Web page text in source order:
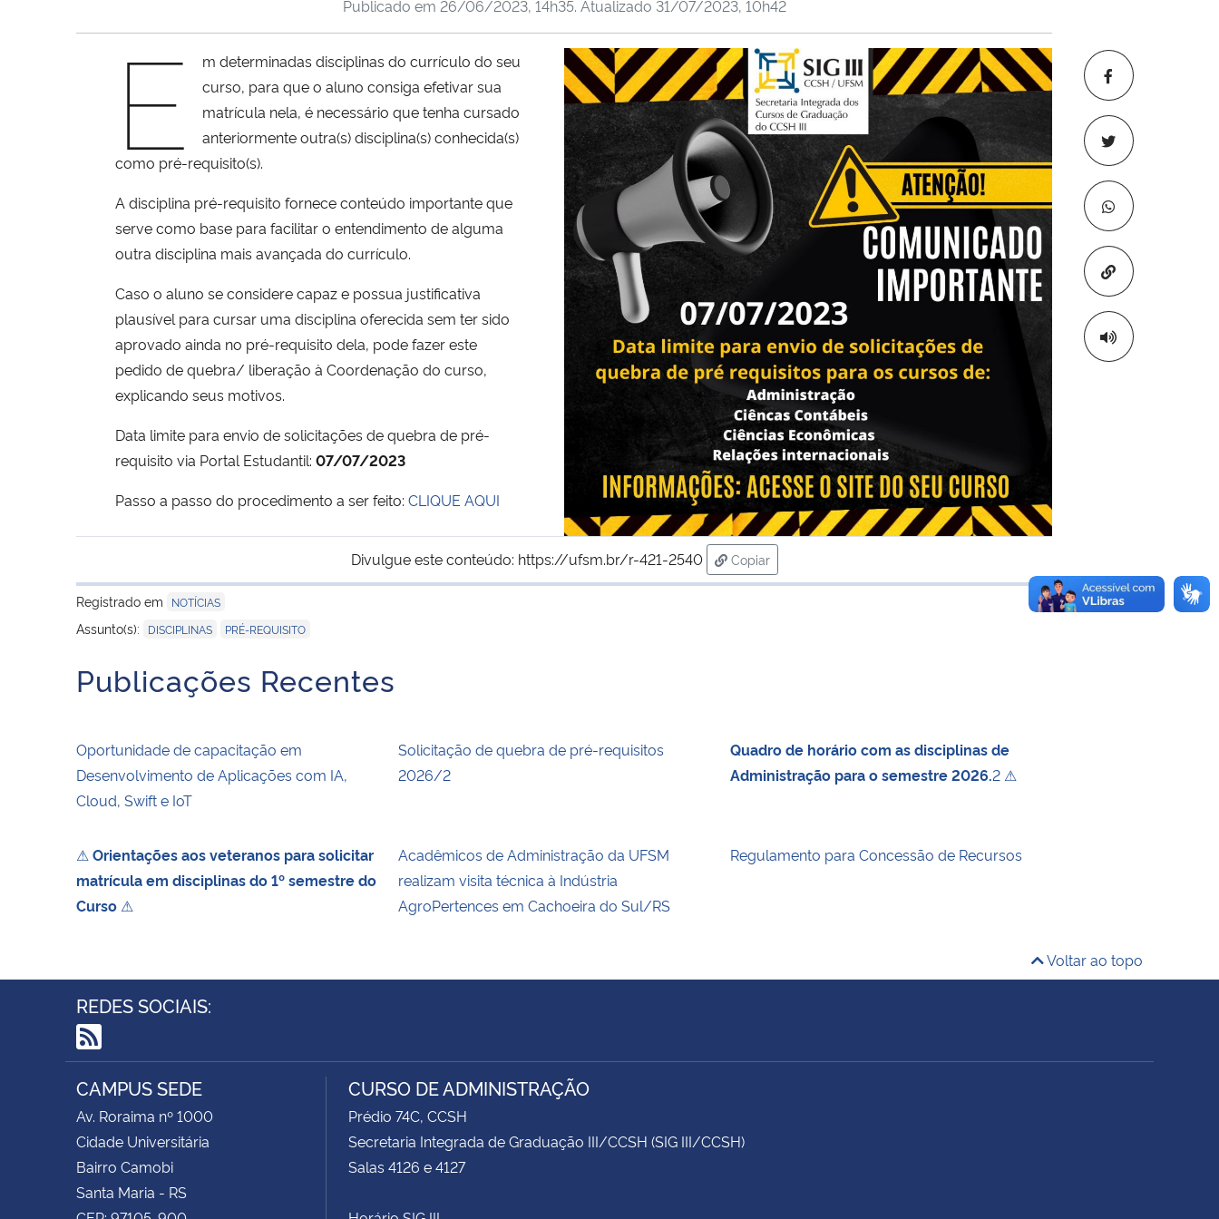
Copiar para
Publicado em 26/06/2023, 14h35. Atualizado 31/07/2023, 10h42
E
m determinadas disciplinas do currículo do seu
curso, para que o aluno consiga efetivar sua
matrícula nela, é necessário que tenha cursado
anteriormente outra(s) disciplina(s) conhecida(s)
como pré-requisito(s).
A disciplina pré-requisito fornece conteúdo importante que
serve como base para facilitar o entendimento de alguma
outra disciplina mais avançada do currículo.
Caso o aluno se considere capaz e possua justificativa
plausível para cursar uma disciplina oferecida sem ter sido
aprovado ainda no pré-requisito dela, pode fazer este
pedido de quebra/ liberação à Coordenação do curso,
explicando seus motivos.
Data limite para envio de solicitações de quebra de pré-
requisito via Portal Estudantil:07/07/2023
Passo a passo do procedimento a ser feito:CLIQUE AQUI
Divulgue este conteúdo: https://ufsm.br/r-421-2540
Copiar
para área de transferência
Registrado em
NOTÍCIAS
Assunto(s): DISCIPLINAS PRÉ-REQUISITO
Publicações Recentes
Oportunidade de capacitação em
Desenvolvimento de Aplicações com IA,
Cloud, Swift e IoT
Solicitação de quebra de pré-requisitos
2026/2
Quadro de horário com as disciplinas de
Administração para o semestre 2026.2 ⚠
⚠ Orientações aos veteranos para solicitar
matrícula em disciplinas do 1º semestre do
Curso ⚠
Acadêmicos de Administração da UFSM
realizam visita técnica à Indústria
AgroPertences em Cachoeira do Sul/RS
Regulamento para Concessão de Recursos
Voltar ao topo
REDES SOCIAIS:
RSS
CAMPUS SEDE
Av. Roraima nº 1000
Cidade Universitária
Bairro Camobi
Santa Maria - RS
CURSO DE ADMINISTRAÇÃO
Prédio 74C, CCSH
Secretaria Integrada de Graduação III/CCSH (SIG III/CCSH)
Salas 4126 e 4127